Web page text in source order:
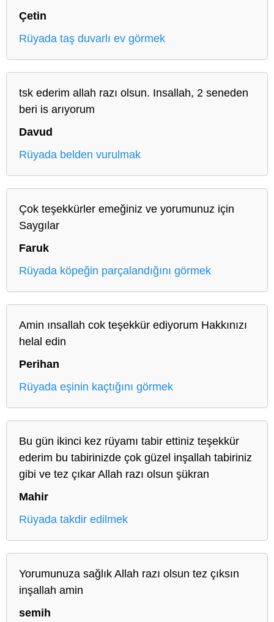
Çetin
Rüyada taş duvarlı ev görmek
tsk ederim allah razı olsun. Insallah, 2 seneden
beri is arıyorum
Davud
Rüyada belden vurulmak
Çok teşekkürler emeğiniz ve yorumunuz için
Saygılar
Faruk
Rüyada köpeğin parçalandığını görmek
Amin ınsallah cok teşekkür ediyorum Hakkınızı
helal edin
Perihan
Rüyada eşinin kaçtığını görmek
Bu gün ikinci kez rüyamı tabir ettiniz teşekkür
ederim bu tabirinizde çok güzel inşallah tabiriniz
gibi ve tez çıkar Allah razı olsun şükran
Mahir
Rüyada takdir edilmek
Yorumunuza sağlık Allah razı olsun tez çıksın
inşallah amin
semih